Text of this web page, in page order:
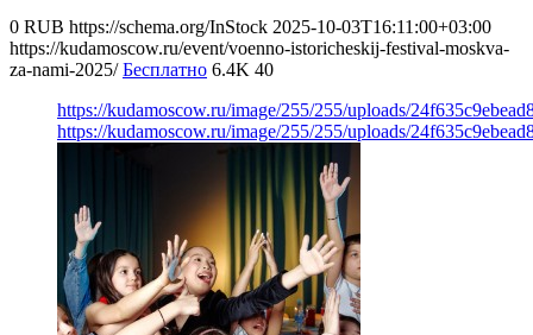
0 RUB https://schema.org/InStock 2025-10-03T16:11:00+03:00
https://kudamoscow.ru/event/voenno-istoricheskij-festival-moskva-
za-nami-2025/ Бесплатно 6.4K 40
https://kudamoscow.ru/image/255/255/uploads/
https://kudamoscow.ru/image/255/255/uploads/